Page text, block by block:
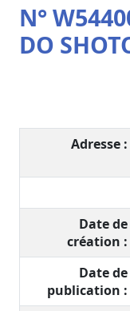
N°
DO
Adresse :
Date de
création :
Date de
publication :